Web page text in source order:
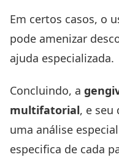
Em certos casos, o
pode amenizar
ajuda especializada.
Concluindo, a
multifatorial, e seu
uma análise
especifica de cada